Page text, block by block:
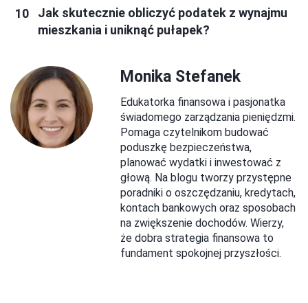
Jak skutecznie obliczyć podatek z wynajmu
mieszkania i uniknąć pułapek?
Monika Stefanek
Edukatorka finansowa i pasjonatka
świadomego zarządzania pieniędzmi.
Pomaga czytelnikom budować
poduszkę bezpieczeństwa,
planować wydatki i inwestować z
głową. Na blogu tworzy przystępne
poradniki o oszczędzaniu, kredytach,
kontach bankowych oraz sposobach
na zwiększenie dochodów. Wierzy,
że dobra strategia finansowa to
fundament spokojnej przyszłości.